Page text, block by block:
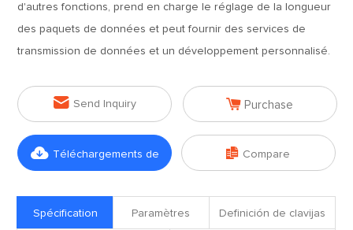
d'autres fonctions, prend en charge le réglage de la longueur
des paquets de données et peut fournir des services de
transmission de données et un développement personnalisé.
 Send Inquiry  Purchase
 Téléchargements de  Compare
Spécification Paramètres Definición de clavijas